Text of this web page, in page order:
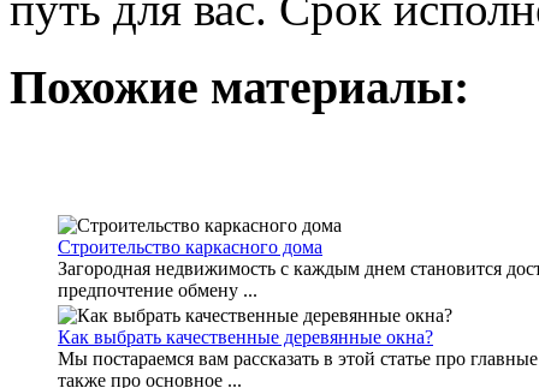
Похожие материалы:
Строительство каркасного дома
Загородная недвижимость с каждым днем становится
предпочтение обмену ...
Как выбрать качественные деревянные окна?
Мы постараемся вам рассказать в этой статье про
также про основное ...